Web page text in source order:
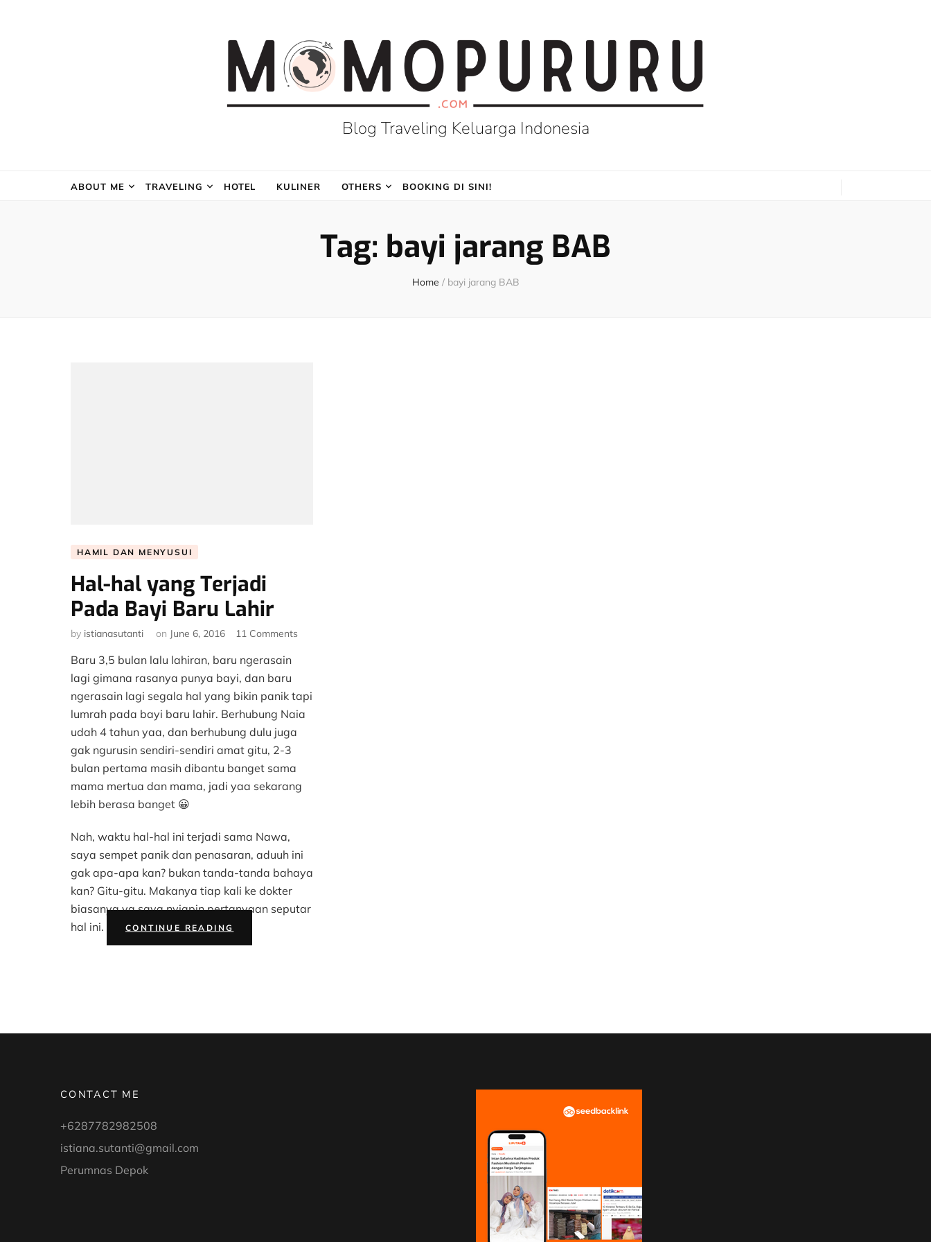
Blog Traveling Keluarga Indonesia
ABOUT ME TRAVELING HOTEL KULINER OTHERS BOOKING DI SINI!
Tag: bayi jarang BAB
Home / bayi jarang BAB
HAMIL DAN MENYUSUI
Hal-hal yang Terjadi
Pada Bayi Baru Lahir
by istianasutanti on June 6, 2016 11 Comments
Terjadi
Pada
Bayi
Baru 3,5 bulan lalu lahiran, baru ngerasain
lagi gimana rasanya punya bayi, dan baru
ngerasain lagi segala hal yang bikin panik tapi
lumrah pada bayi baru lahir. Berhubung Naia
udah 4 tahun yaa, dan berhubung dulu juga
gak ngurusin sendiri-sendiri amat gitu, 2-3
bulan pertama masih dibantu banget sama
mama mertua dan mama, jadi yaa sekarang
lebih berasa banget 😀
Nah, waktu hal-hal ini terjadi sama Nawa,
saya sempet panik dan penasaran, aduuh ini
gak apa-apa kan? bukan tanda-tanda bahaya
kan? Gitu-gitu. Makanya tiap kali ke dokter
biasanya ya saya nyiapin pertanyaan seputar
hal ini.
CONTINUE READINGHAL
TERJADI
CONTACT ME
+6287782982508
istiana.sutanti@gmail.com
Perumnas Depok